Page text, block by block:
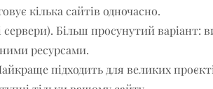
кілька сайтів одночасно.
сервери). Більш просунутий варіант:
ресурсами.
підходить для великих